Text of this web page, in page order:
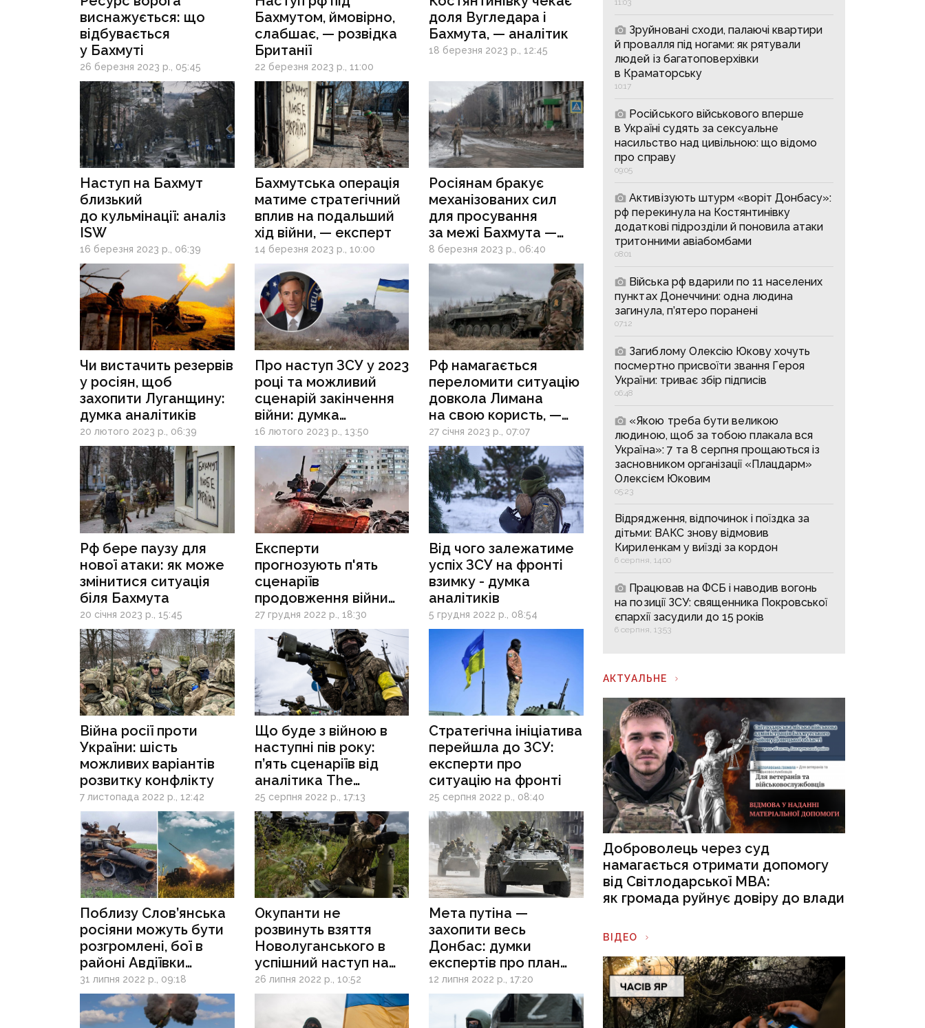
виснажується: що
відбувається
у Бахмуті
26 березня 2023 р., 05:45
Бахмутом, ймовірно,
слабшає, — розвідка
Британії
22 березня 2023 р., 11:00
доля Вугледара і
Бахмута, — аналітик
18 березня 2023 р., 12:45
Наступ на Бахмут
близький
до кульмінації: аналіз
ISW
16 березня 2023 р., 06:39
Бахмутська операція
матиме стратегічний
вплив на подальший
хід війни, — експерт
14 березня 2023 р., 10:00
Росіянам бракує
механізованих сил
для просування
за межі Бахмута —
ISW
8 березня 2023 р., 06:40
Чи вистачить резервів
у росіян, щоб
захопити Луганщину:
думка аналітиків
20 лютого 2023 р., 06:39
Про наступ ЗСУ у 2023
році та можливий
сценарій закінчення
війни: думка
ексголови ЦРУ
16 лютого 2023 р., 13:50
Рф намагається
переломити ситуацію
довкола Лимана
на свою користь, —
Машовець
27 січня 2023 р., 07:07
Рф бере паузу для
нової атаки: як може
змінитися ситуація
біля Бахмута
20 січня 2023 р., 15:45
Експерти
прогнозують п'ять
сценаріїв
продовження війни
України з росією у
2023 році
27 грудня 2022 р., 18:30
Від чого залежатиме
успіх ЗСУ на фронті
взимку - думка
аналітиків
5 грудня 2022 р., 08:54
Війна росії проти
України: шість
можливих варіантів
розвитку конфлікту
7 листопада 2022 р., 12:42
Що буде з війною в
наступні пів року:
п’ять сценаріїв від
аналітика The
Guardian
25 серпня 2022 р., 17:13
Стратегічна ініціатива
перейшла до ЗСУ:
експерти про
ситуацію на фронті
25 серпня 2022 р., 08:40
Поблизу Слов’янська
росіяни можуть бути
розгромлені, бої в
районі Авдіївки
посиляться: огляд
думок експертів
31 липня 2022 р., 09:18
Окупанти не
розвинуть взяття
Новолуганського в
успішний наступ на
Бахмут, – експерти
26 липня 2022 р., 10:52
Мета путіна —
захопити весь
Донбас: думки
експертів про план
дій росіян на
Донеччині
12 липня 2022 р., 17:20
Зруйновані сходи, палаючі квартири
й провалля під ногами: як рятували
людей із багатоповерхівки
в Краматорську
10:17
Російського військового вперше
в Україні судять за сексуальне
насильство над цивільною: що відомо
про справу
09:05
Активізують штурм «воріт Донбасу»:
рф перекинула на Костянтинівку
додаткові підрозділи й поновила атаки
тритонними авіабомбами
08:01
Війська рф вдарили по 11 населених
пунктах Донеччини: одна людина
загинула, п’ятеро поранені
07:12
Загиблому Олексію Юкову хочуть
посмертно присвоїти звання Героя
України: триває збір підписів
06:48
«Якою треба бути великою
людиною, щоб за тобою плакала вся
Україна»: 7 та 8 серпня прощаються із
засновником організації «Плацдарм»
Олексієм Юковим
05:23
Відрядження, відпочинок і поїздка за
дітьми: ВАКС знову відмовив
Кириленкам у виїзді за кордон
6 серпня, 14:00
Працював на ФСБ і наводив вогонь
на позиції ЗСУ: священника Покровської
єпархії засудили до 15 років
6 серпня, 13:53
АКТУАЛЬНЕ
Доброволець через суд
намагається отримати допомогу
від Світлодарської МВА:
як громада руйнує довіру до влади
ВІДЕО